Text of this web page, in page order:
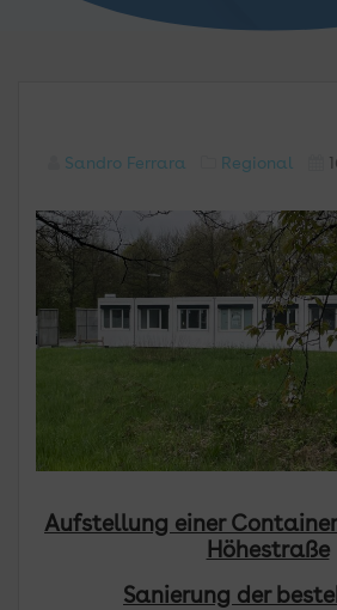
Sandro Ferrara Regional
Aufstellung einer
Höhestraße
Sanierung der